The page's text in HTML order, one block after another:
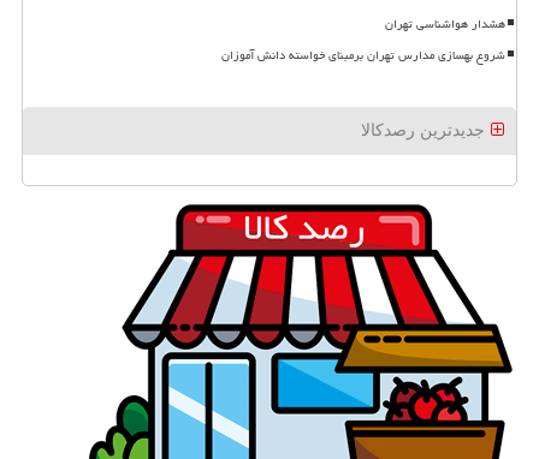
هشدار هواشناسی تهران
شروع بهسازی مدارس تهران برمبنای خواسته دانش آموزان
جدیدترین رصدکالا